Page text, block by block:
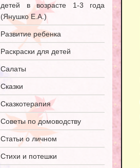
детей в возрасте 1-3 года
(Янушко Е.А.)
Развитие ребенка
Раскраски для детей
Салаты
Сказки
Сказкотерапия
Советы по домоводству
Статьи о личном
Стихи и потешки